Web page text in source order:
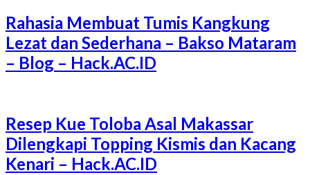
Rahasia Membuat Tumis Kangkung
Lezat dan Sederhana – Bakso Mataram
– Blog – Hack.AC.ID
Resep Kue Toloba Asal Makassar
Dilengkapi Topping Kismis dan Kacang
Kenari – Hack.AC.ID